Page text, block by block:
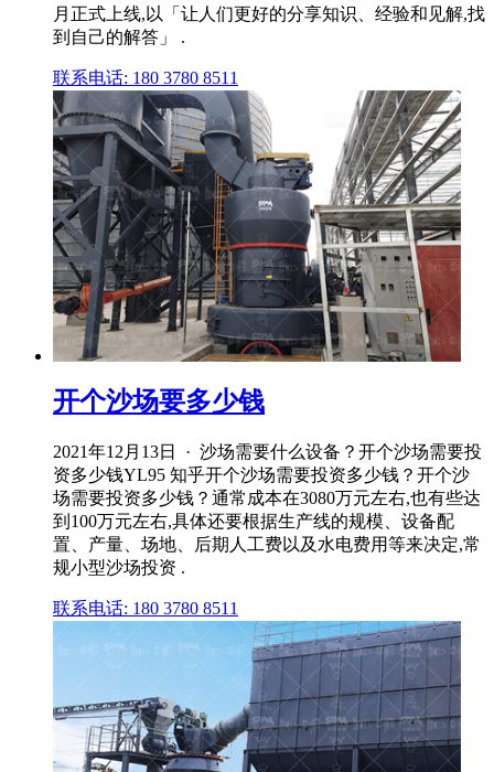
月正式上线,以「让人们更好的分享知识、经验和见解,找
到自己的解答」 .
联系电话: 180 3780 8511
开个沙场要多少钱
2021年12月13日 · 沙场需要什么设备？开个沙场需要投
资多少钱YL95 知乎开个沙场需要投资多少钱？开个沙
场需要投资多少钱？通常成本在3080万元左右,也有些达
到100万元左右,具体还要根据生产线的规模、设备配
置、产量、场地、后期人工费以及水电费用等来决定,常
规小型沙场投资 .
联系电话: 180 3780 8511